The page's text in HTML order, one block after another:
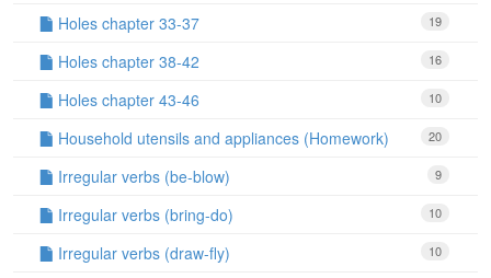
19
Holes chapter 33-37
16
Holes chapter 38-42
10
Holes chapter 43-46
20
Household utensils and appliances (Homework)
9
Irregular verbs (be-blow)
10
Irregular verbs (bring-do)
10
Irregular verbs (draw-fly)